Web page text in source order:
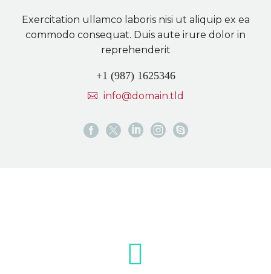
Exercitation ullamco laboris nisi ut aliquip ex ea
commodo consequat. Duis aute irure dolor in
reprehenderit
+1 (987) 1625346
info@domain.tld

